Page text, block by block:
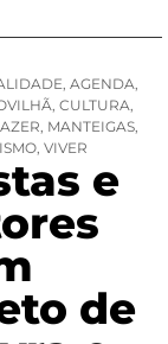
, AGENDA,
, CULTURA,
, MANTEIGAS,
, VIVER
e
de